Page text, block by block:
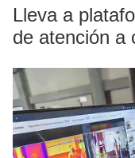
Lleva a
de atención a